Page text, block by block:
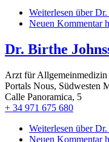
Weiterlesen über
Neuen Kommentar
Dr. Birthe
Arzt für Allgemeinmedizin
Portals Nous, Südwesten
Calle Panoramica, 5
+ 34 971 675 680
Weiterlesen über Dr.
Neuen Kommentar